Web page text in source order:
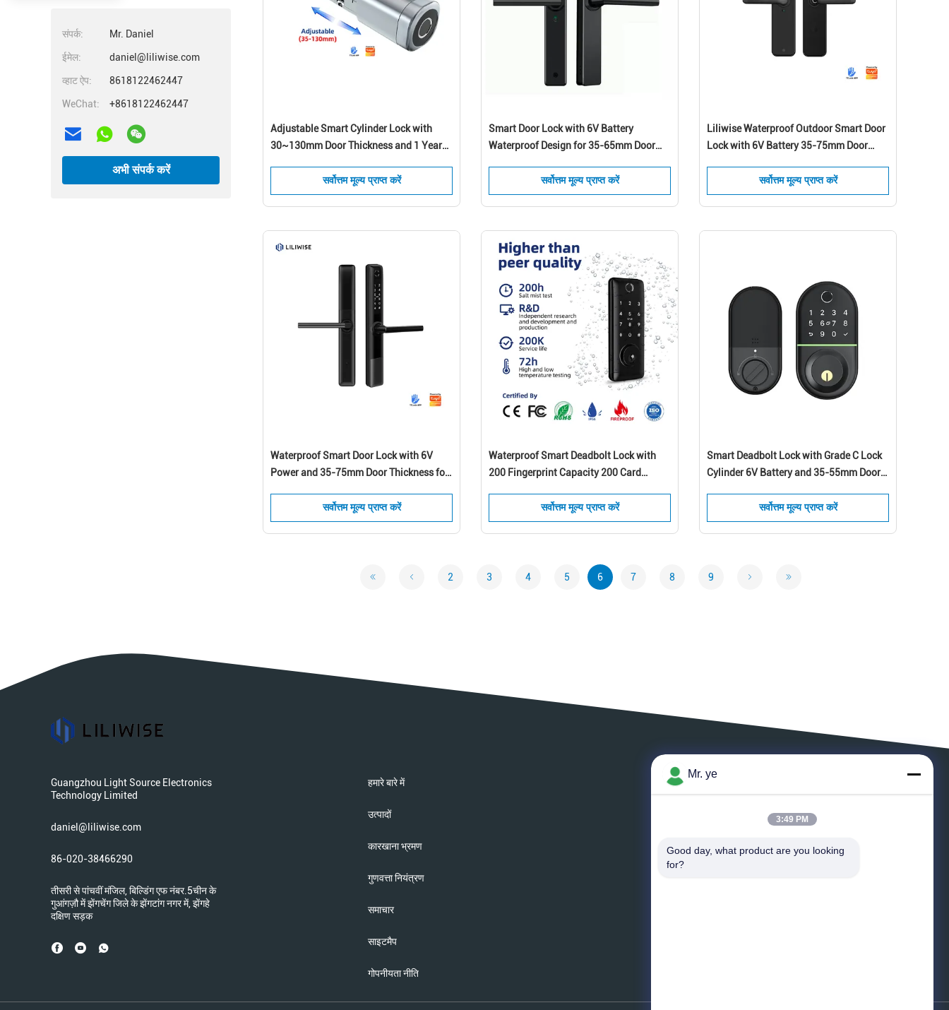
संपर्क: Mr. Daniel
ईमेल: daniel@liliwise.com
व्हाट ऐप: 8618122462447
WeChat: +8618122462447
अभी संपर्क करें
Adjustable Smart Cylinder Lock with
30~130mm Door Thickness and 1 Year
सर्वोत्तम मूल्य प्राप्त करें
Smart Door Lock with 6V Battery
Waterproof Design for 35-65mm Door
सर्वोत्तम मूल्य प्राप्त करें
Liliwise Waterproof Outdoor Smart Door
Lock with 6V Battery 35-75mm Door
सर्वोत्तम मूल्य प्राप्त करें
Waterproof Smart Door Lock with 6V
Power and 35-75mm Door Thickness for
सर्वोत्तम मूल्य प्राप्त करें
Waterproof Smart Deadbolt Lock with
200 Fingerprint Capacity 200 Card
Residential Useसर्वोत्तम मूल्य प्राप्त करें
Smart Deadbolt Lock with Grade C Lock
Cylinder 6V Battery and 35-55mm Door
सर्वोत्तम मूल्य प्राप्त करें
2 3 4 5 6 7 8 9
Guangzhou Light Source Electronics
Technology Limited
daniel@liliwise.com
86-020-38466290
तीसरी से पांचवीं मंजिल, बिल्डिंग एफ नंबर.5चीन के
गुआंगज़ौ में झेंगचेंग जिले के झेंगटांग नगर में, झेंगहे
दक्षिण सड़क
हमारे बारे में
उत्पादों
कारखाना भ्रमण
गुणवत्ता नियंत्रण
समाचार
साइटमैप
गोपनीयता नीति
एक संदेश छोड़ें
एक संदेश छोड़ें हम आपको जल्द ही कॉल करेंगे!
Mr. ye
3:49 PM
Good day, what product are you looking
for?